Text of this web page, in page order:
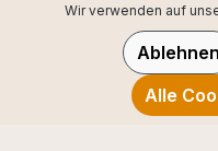
Wir verwenden auf
Ablehnen
Alle